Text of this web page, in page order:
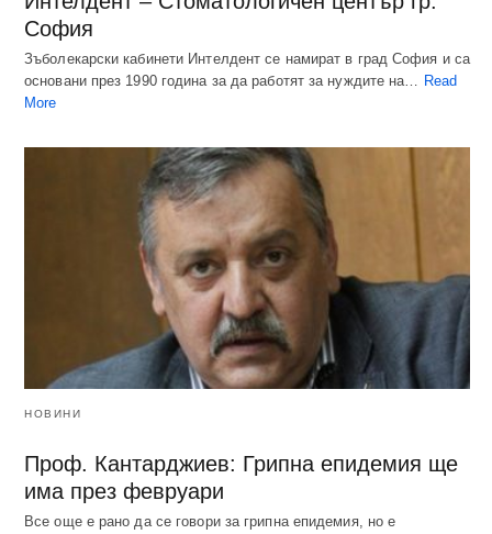
София
Зъболекарски кабинети Интелдент се намират в град София и са
основани през 1990 година за да работят за нуждите на… Read
More
НОВИНИ
Проф. Кантарджиев: Грипна епидемия ще
има през февруари
Все още е рано да се говори за грипна епидемия, но е